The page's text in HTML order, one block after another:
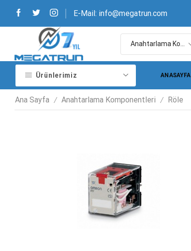
E-Mail: info@megatrun.com
Ürünlerimiz ANASAYFA
Ana Sayfa / Anahtarlama Komponentleri / Röle